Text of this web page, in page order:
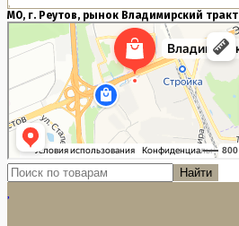
МО, г. Реутов, рынок Владимирский тракт
Найти